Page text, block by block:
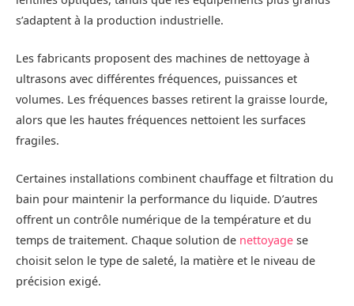
s’adaptent à la production industrielle.
Les fabricants proposent des machines de nettoyage à
ultrasons avec différentes fréquences, puissances et
volumes. Les fréquences basses retirent la graisse lourde,
alors que les hautes fréquences nettoient les surfaces
fragiles.
Certaines installations combinent chauffage et filtration du
bain pour maintenir la performance du liquide. D’autres
offrent un contrôle numérique de la température et du
temps de traitement. Chaque solution de nettoyage se
choisit selon le type de saleté, la matière et le niveau de
précision exigé.